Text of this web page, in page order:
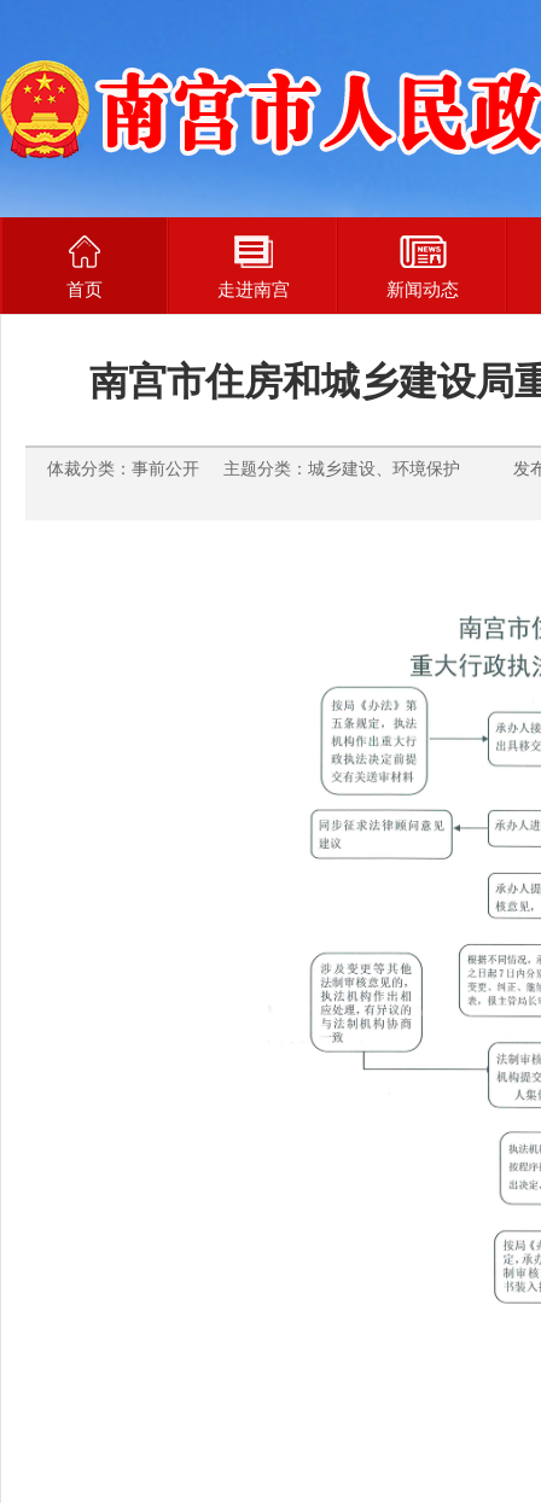
首页 走进南宫 新闻动态
南宫市住房和城乡建设局
体裁分类：事前公开 主题分类：城乡建设、环境保护 发